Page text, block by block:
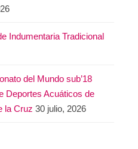
Indumentaria Tradicional
del Mundo sub’18
Deportes Acuáticos de
la Cruz 30 julio, 2026